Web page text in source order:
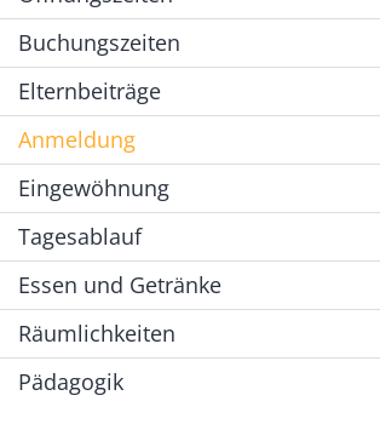
Buchungszeiten
Elternbeiträge
Anmeldung
Eingewöhnung
Tagesablauf
Essen und Getränke
Räumlichkeiten
Pädagogik